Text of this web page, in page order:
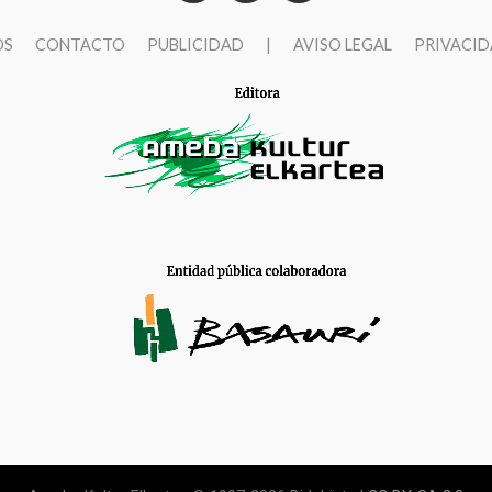
CONTACTO PUBLICIDAD | AVISO LEGAL